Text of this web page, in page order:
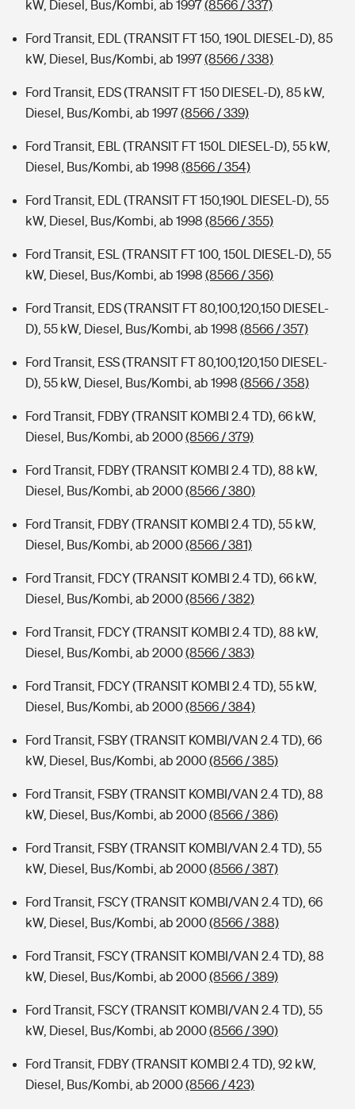
kW, Diesel, Bus/Kombi, ab 1997(8566 / 337)
Ford Transit, EDL (TRANSIT FT 150, 190L DIESEL-D), 85
kW, Diesel, Bus/Kombi, ab 1997(8566 / 338)
Ford Transit, EDS (TRANSIT FT 150 DIESEL-D), 85 kW,
Diesel, Bus/Kombi, ab 1997(8566 / 339)
Ford Transit, EBL (TRANSIT FT 150L DIESEL-D), 55 kW,
Diesel, Bus/Kombi, ab 1998 (8566 / 354)
Ford Transit, EDL (TRANSIT FT 150,190L DIESEL-D), 55
kW, Diesel, Bus/Kombi, ab 1998 (8566 / 355)
Ford Transit, ESL (TRANSIT FT 100, 150L DIESEL-D), 55
kW, Diesel, Bus/Kombi, ab 1998 (8566 / 356)
Ford Transit, EDS (TRANSIT FT 80,100,120,150 DIESEL-
D), 55 kW, Diesel, Bus/Kombi, ab 1998 (8566 / 357)
Ford Transit, ESS (TRANSIT FT 80,100,120,150 DIESEL-
D), 55 kW, Diesel, Bus/Kombi, ab 1998 (8566 / 358)
Ford Transit, FDBY (TRANSIT KOMBI 2.4 TD), 66 kW,
Diesel, Bus/Kombi, ab 2000(8566 / 379)
Ford Transit, FDBY (TRANSIT KOMBI 2.4 TD), 88 kW,
Diesel, Bus/Kombi, ab 2000(8566 / 380)
Ford Transit, FDBY (TRANSIT KOMBI 2.4 TD), 55 kW,
Diesel, Bus/Kombi, ab 2000(8566 / 381)
Ford Transit, FDCY (TRANSIT KOMBI 2.4 TD), 66 kW,
Diesel, Bus/Kombi, ab 2000(8566 / 382)
Ford Transit, FDCY (TRANSIT KOMBI 2.4 TD), 88 kW,
Diesel, Bus/Kombi, ab 2000(8566 / 383)
Ford Transit, FDCY (TRANSIT KOMBI 2.4 TD), 55 kW,
Diesel, Bus/Kombi, ab 2000(8566 / 384)
Ford Transit, FSBY (TRANSIT KOMBI/VAN 2.4 TD), 66
kW, Diesel, Bus/Kombi, ab 2000(8566 / 385)
Ford Transit, FSBY (TRANSIT KOMBI/VAN 2.4 TD), 88
kW, Diesel, Bus/Kombi, ab 2000(8566 / 386)
Ford Transit, FSBY (TRANSIT KOMBI/VAN 2.4 TD), 55
kW, Diesel, Bus/Kombi, ab 2000(8566 / 387)
Ford Transit, FSCY (TRANSIT KOMBI/VAN 2.4 TD), 66
kW, Diesel, Bus/Kombi, ab 2000(8566 / 388)
Ford Transit, FSCY (TRANSIT KOMBI/VAN 2.4 TD), 88
kW, Diesel, Bus/Kombi, ab 2000(8566 / 389)
Ford Transit, FSCY (TRANSIT KOMBI/VAN 2.4 TD), 55
kW, Diesel, Bus/Kombi, ab 2000(8566 / 390)
Ford Transit, FDBY (TRANSIT KOMBI 2.4 TD), 92 kW,
Diesel, Bus/Kombi, ab 2000(8566 / 423)